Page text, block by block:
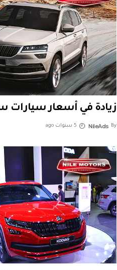
زيادة في أسعار سيارات
By
NileAds 5 سنوات ago